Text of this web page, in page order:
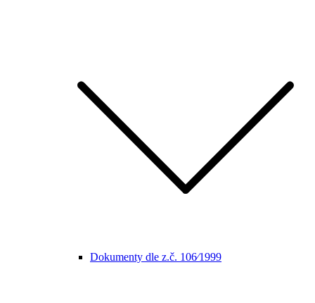
Dokumenty dle z.č. 106⁄1999